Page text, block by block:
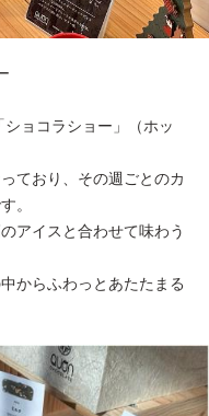
ョコラショー」（ホッ
ており、その週ごとのカ
。
アイスと合わせて味わう
からふわっとあたたまる